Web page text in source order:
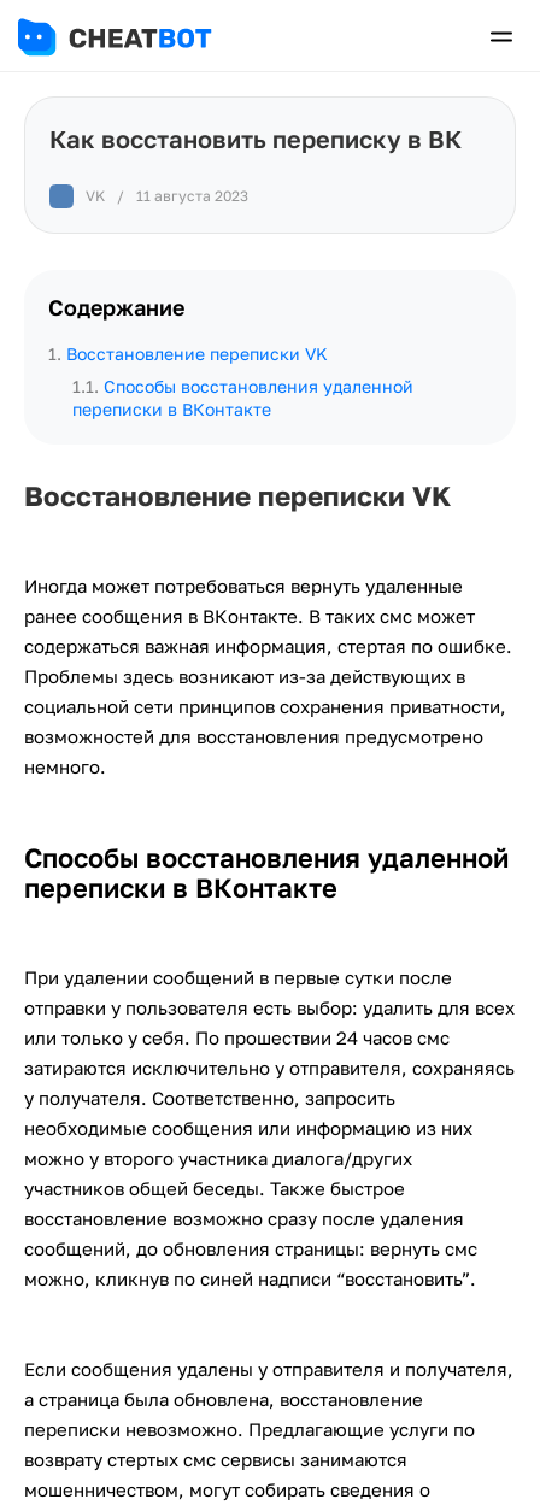
Как восстановить переписку в ВК
VK / 11 августа 2023
Содержание
1. Восстановление переписки VK
1.1. Способы восстановления удаленной
переписки в ВКонтакте
Восстановление переписки VK
Иногда может потребоваться вернуть удаленные
ранее сообщения в ВКонтакте. В таких смс может
содержаться важная информация, стертая по ошибке.
Проблемы здесь возникают из-за действующих в
социальной сети принципов сохранения приватности,
возможностей для восстановления предусмотрено
немного.
Способы восстановления удаленной
переписки в ВКонтакте
При удалении сообщений в первые сутки после
отправки у пользователя есть выбор: удалить для всех
или только у себя. По прошествии 24 часов смс
затираются исключительно у отправителя, сохраняясь
у получателя. Соответственно, запросить
необходимые сообщения или информацию из них
можно у второго участника диалога/других
участников общей беседы. Также быстрое
восстановление возможно сразу после удаления
сообщений, до обновления страницы: вернуть смс
можно, кликнув по синей надписи “восстановить”.
Если сообщения удалены у отправителя и получателя,
а страница была обновлена, восстановление
переписки невозможно. Предлагающие услуги по
возврату стертых смс сервисы занимаются
мошенничеством, могут собирать сведения о